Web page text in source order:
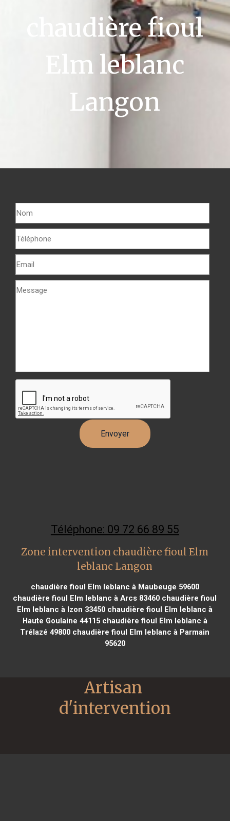
chaudière fioul
Elm leblanc
Langon
Téléphone: 09 72 66 89 55
Zone intervention chaudière fioul Elm
leblanc Langon
chaudière fioul Elm leblanc à Maubeuge 59600
chaudière fioul Elm leblanc à Arcs 83460 chaudière fioul
Elm leblanc à Izon 33450 chaudière fioul Elm leblanc à
Haute Goulaine 44115chaudière fioul Elm leblanc à
Trélazé 49800 chaudière fioul Elm leblanc à Parmain
95620
Artisan
d'intervention